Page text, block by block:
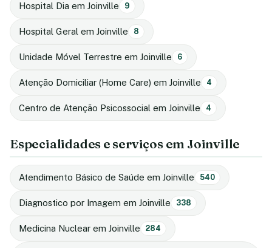
Hospital Dia em Joinville 9
Hospital Geral em Joinville 8
Unidade Móvel Terrestre em Joinville 6
Atenção Domiciliar (Home Care) em Joinville 4
Centro de Atenção Psicossocial em Joinville 4
Especialidades e serviços em Joinville
Atendimento Básico de Saúde em Joinville 540
Diagnostico por Imagem em Joinville 338
Medicina Nuclear em Joinville 284